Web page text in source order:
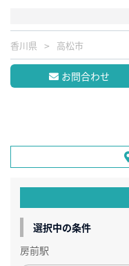
香川県 高松市
お問合わせ
選択中の条件
房前駅